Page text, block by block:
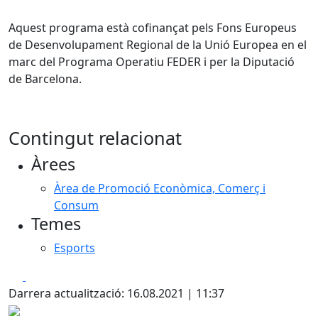
Aquest programa està cofinançat pels Fons Europeus
de Desenvolupament Regional de la Unió Europea en el
marc del Programa Operatiu FEDER i per la Diputació
de Barcelona.
Contingut relacionat
Àrees
Àrea de Promoció Econòmica, Comerç i
Consum
Temes
Esports
Darrera actualització: 16.08.2021 | 11:37